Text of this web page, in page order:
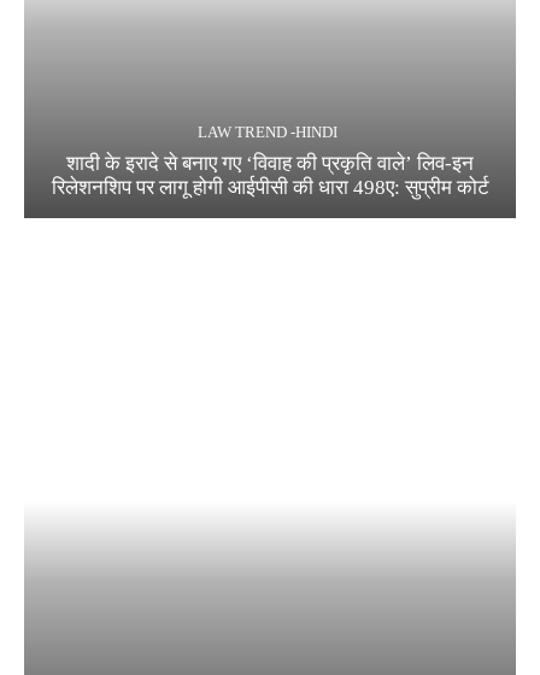
LAW TREND -HINDI
शादी के इरादे से बनाए गए ‘विवाह की प्रकृति वाले’ लिव-इन
रिलेशनशिप पर लागू होगी आईपीसी की धारा 498ए: सुप्रीम कोर्ट